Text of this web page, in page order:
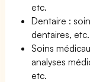
etc.
Dentaire :
dentaires, etc.
Soins
analyses
etc.